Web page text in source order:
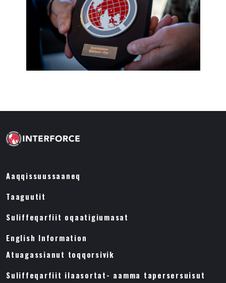
Aaqqissuussaaneq
Taaguutit
Suliffeqarfiit oqaatigiumasat
English Information
Atuagassianut toqqorsivik
Suliffeqarfiit ilaasortat- aamma tapersersuisut